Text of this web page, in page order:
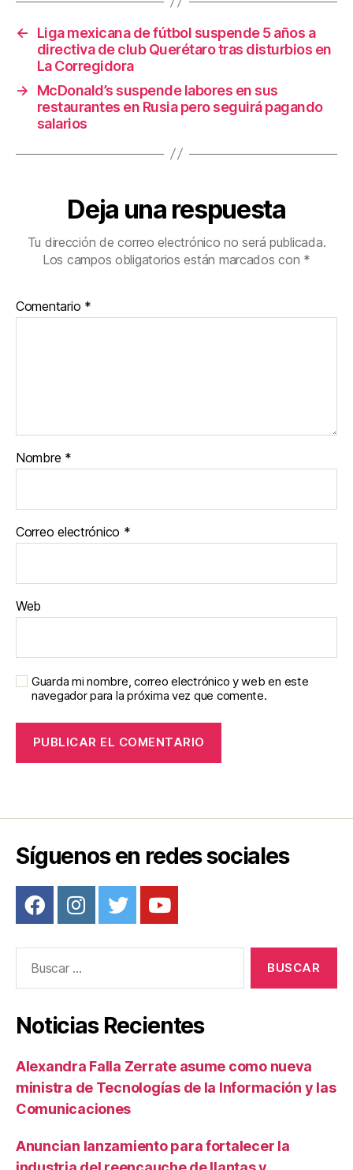
o
k
tir
←
Liga mexicana de fútbol suspende 5 años a
directiva de club Querétaro tras disturbios en
La Corregidora
→
McDonald’s suspende labores en sus
restaurantes en Rusia pero seguirá pagando
salarios
Deja una respuesta
Tu dirección de correo electrónico no será publicada.
Los campos obligatorios están marcados con *
Comentario *
Nombre *
Correo electrónico *
Web
Guarda mi nombre, correo electrónico y web en este
navegador para la próxima vez que comente.
Síguenos en redes sociales
Noticias Recientes
Alexandra Falla Zerrate asume como nueva
ministra de Tecnologías de la Información y las
Comunicaciones
Anuncian lanzamiento para fortalecer la